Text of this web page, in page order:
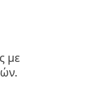
με